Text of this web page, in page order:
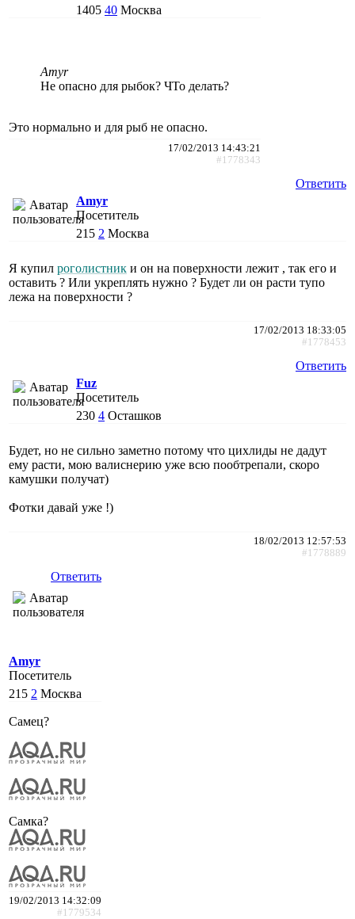
1405 40 Москва
Amyr
Не опасно для рыбок? ЧТо делать?
Это нормально и для рыб не опасно.
17/02/2013 14:43:21
#1778343
Ответить
Amyr
Посетитель
215 2 Москва
Я купил роголистник и он на поверхности лежит , так его и
оставить ? Или укреплять нужно ? Будет ли он расти тупо
лежа на поверхности ?
17/02/2013 18:33:05
#1778453
Ответить
Fuz
Посетитель
230 4 Осташков
Будет, но не сильно заметно потому что цихлиды не дадут
ему расти, мою валиснерию уже всю пообтрепали, скоро
камушки получат)
Фотки давай уже !)
18/02/2013 12:57:53
#1778889
Ответить
Amyr
Посетитель
215 2 Москва
Самец?
Самка?
19/02/2013 14:32:09
#1779534